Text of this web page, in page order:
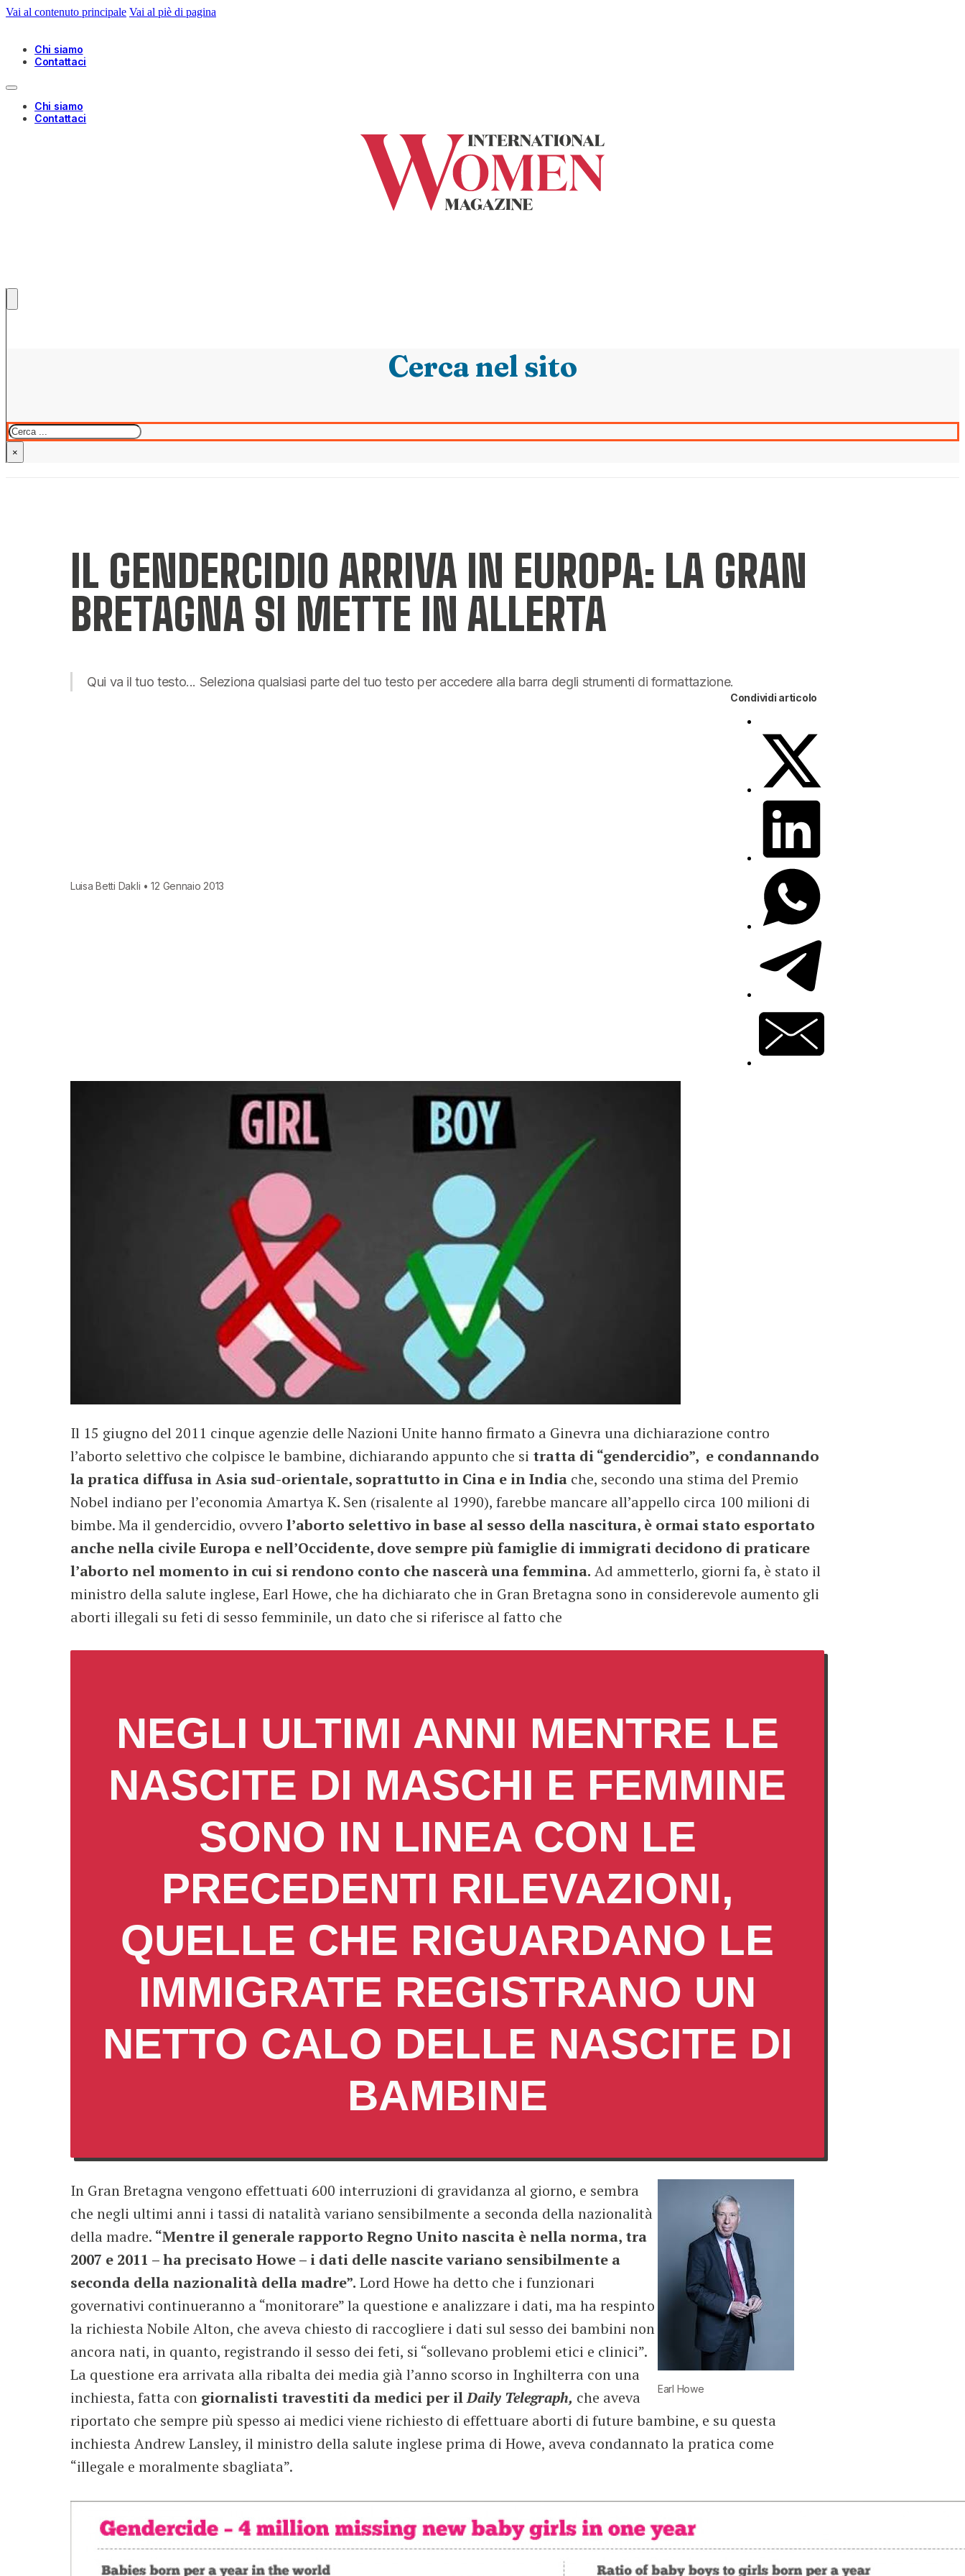
Vai al contenuto principale Vai al piè di pagina
Chi siamo
Contattaci
Chi siamo
Contattaci
Cerca nel sito
Cerca
×
IL GENDERCIDIO ARRIVA IN EUROPA: LA GRAN
BRETAGNA SI METTE IN ALLERTA
Qui va il tuo testo... Seleziona qualsiasi parte del tuo testo per accedere alla barra degli strumenti di formattazione.
Luisa Betti Dakli • 12 Gennaio 2013
Condividi articolo
Il 15 giugno del 2011 cinque agenzie delle Nazioni Unite hanno firmato a Ginevra una dichiarazione contro
l’aborto selettivo che colpisce le bambine, dichiarando appunto che si tratta di “gendercidio”, e condannando
la pratica diffusa in Asia sud-orientale, soprattutto in Cina e in India che, secondo una stima del Premio
Nobel indiano per l’economia Amartya K. Sen (risalente al 1990), farebbe mancare all’appello circa 100 milioni di
bimbe. Ma il gendercidio, ovvero l’aborto selettivo in base al sesso della nascitura, è ormai stato esportato
anche nella civile Europa e nell’Occidente, dove sempre più famiglie di immigrati decidono di praticare
l’aborto nel momento in cui si rendono conto che nascerà una femmina. Ad ammetterlo, giorni fa, è stato il
ministro della salute inglese, Earl Howe, che ha dichiarato che in Gran Bretagna sono in considerevole aumento gli
aborti illegali su feti di sesso femminile, un dato che si riferisce al fatto che
NEGLI ULTIMI ANNI MENTRE LE
NASCITE DI MASCHI E FEMMINE
SONO IN LINEA CON LE
PRECEDENTI RILEVAZIONI,
QUELLE CHE RIGUARDANO LE
IMMIGRATE REGISTRANO UN
NETTO CALO DELLE NASCITE DI
BAMBINE
Earl Howe
In Gran Bretagna vengono effettuati 600 interruzioni di gravidanza al giorno, e sembra
che negli ultimi anni i tassi di natalità variano sensibilmente a seconda della nazionalità
della madre. “Mentre il generale rapporto Regno Unito nascita è nella norma, tra
2007 e 2011 – ha precisato Howe – i dati delle nascite variano sensibilmente a
seconda della nazionalità della madre”. Lord Howe ha detto che i funzionari
governativi continueranno a “monitorare” la questione e analizzare i dati, ma ha respinto
la richiesta Nobile Alton, che aveva chiesto di raccogliere i dati sul sesso dei bambini non
ancora nati, in quanto, registrando il sesso dei feti, si “sollevano problemi etici e clinici”.
La questione era arrivata alla ribalta dei media già l’anno scorso in Inghilterra con una
inchiesta, fatta con giornalisti travestiti da medici per ilDaily Telegraph, che aveva
riportato che sempre più spesso ai medici viene richiesto di effettuare aborti di future bambine, e su questa
inchiesta Andrew Lansley, il ministro della salute inglese prima di Howe, aveva condannato la pratica come
“illegale e moralmente sbagliata”.